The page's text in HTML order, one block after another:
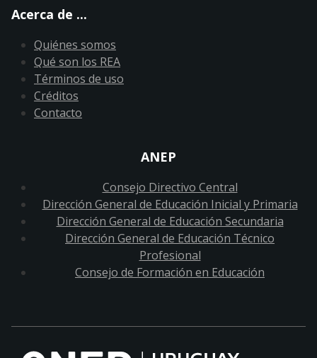
Acerca de ...
Quiénes somos
Qué son los REA
Términos de uso
Créditos
Contacto
ANEP
Consejo Directivo Central
Dirección General de Educación Inicial y Primaria
Dirección General de Educación Secundaria
Dirección General de Educación Técnico
Profesional
Consejo de Formación en Educación